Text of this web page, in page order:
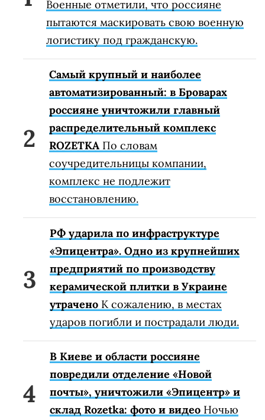
Военные отметили, что россияне
пытаются маскировать свою военную
логистику под гражданскую.
Самый крупный и наиболее
автоматизированный: в Броварах
россияне уничтожили главный
распределительный комплекс
ROZETKA По словам
соучредительницы компании,
комплекс не подлежит
восстановлению.
РФ ударила по инфраструктуре
«Эпицентра». Одно из крупнейших
предприятий по производству
керамической плитки в Украине
утрачено К сожалению, в местах
ударов погибли и пострадали люди.
В Киеве и области россияне
повредили отделение «Новой
почты», уничтожили «Эпицентр» и
склад Rozetka: фото и видео Ночью